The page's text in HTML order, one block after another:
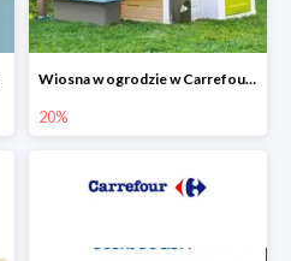
Wiosna w ogrodzie w Carrefourze do -20%
20%